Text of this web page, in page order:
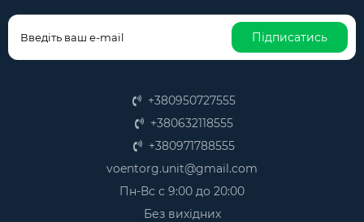
Підписатись
+380950727555
+380632118555
+380971788555
voentorg.unit@gmail.com
Пн-Вс с 9:00 до 20:00
Без вихідних